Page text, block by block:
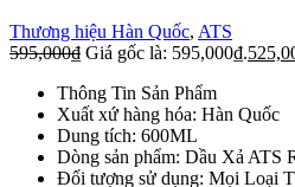
Thương hiệu Hàn Quốc, ATS
595,000₫ Giá gốc là: 595,000₫.
Thông Tin Sản Phẩm
Xuất xứ hàng hóa: Hàn Quốc
Dung tích: 600ML
Dòng sản phẩm: Dầu Xả ATS
Đối tượng sử dụng: Mọi Loại